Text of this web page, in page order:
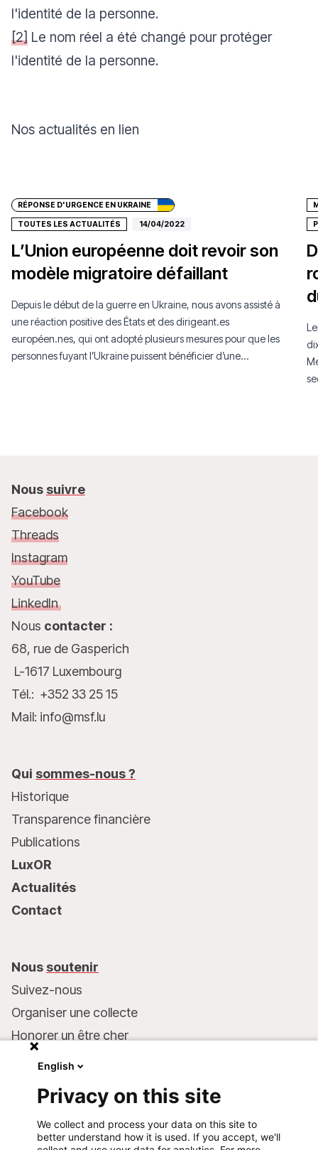
l'identité de la personne.
[2] Le nom réel a été changé pour protéger
l'identité de la personne.
Nos actualités en lien
RÉPONSE D'URGENCE EN UKRAINE
TOUTES LES ACTUALITÉS 14/04/2022
L’Union européenne doit revoir son
modèle migratoire défaillant
Depuis le début de la guerre en Ukraine, nous avons assisté à
une réaction positive des États et des dirigeant.es
européen.nes, qui ont adopté plusieurs mesures pour que les
personnes fuyant l’Ukraine puissent bénéficier d’une
Nous suivre
Facebook
Threads
Instagram
YouTube
LinkedIn
Nous contacter :
68, rue de Gasperich
L-1617 Luxembourg
Tél.: +352 33 25 15
Mail: info@msf.lu
Qui sommes-nous ?
Historique
Transparence financière
Publications
LuxOR
Actualités
Contact
Nous soutenir
Suivez-nous
Organiser une collecte
Honorer un être cher
Faire un don
Coordonnées bancaires :
English
Privacy on this site
We collect and process your data on this site to
better understand how it is used. If you accept, we'll